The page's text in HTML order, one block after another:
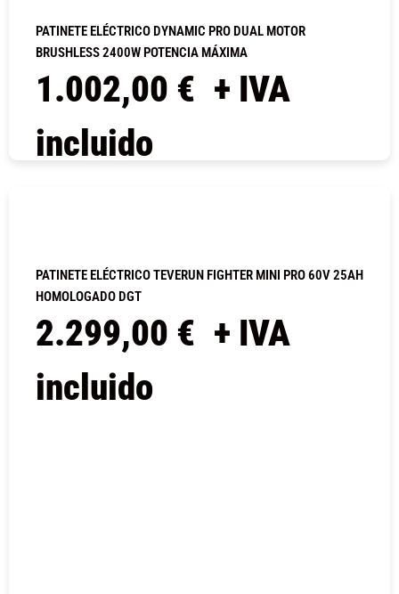
PATINETE ELÉCTRICO DYNAMIC PRO DUAL MOTOR
BRUSHLESS 2400W POTENCIA MÁXIMA
1.002,00 € + IVA
incluido
PATINETE ELÉCTRICO TEVERUN FIGHTER MINI PRO 60V 25AH
HOMOLOGADO DGT
2.299,00 € + IVA
incluido